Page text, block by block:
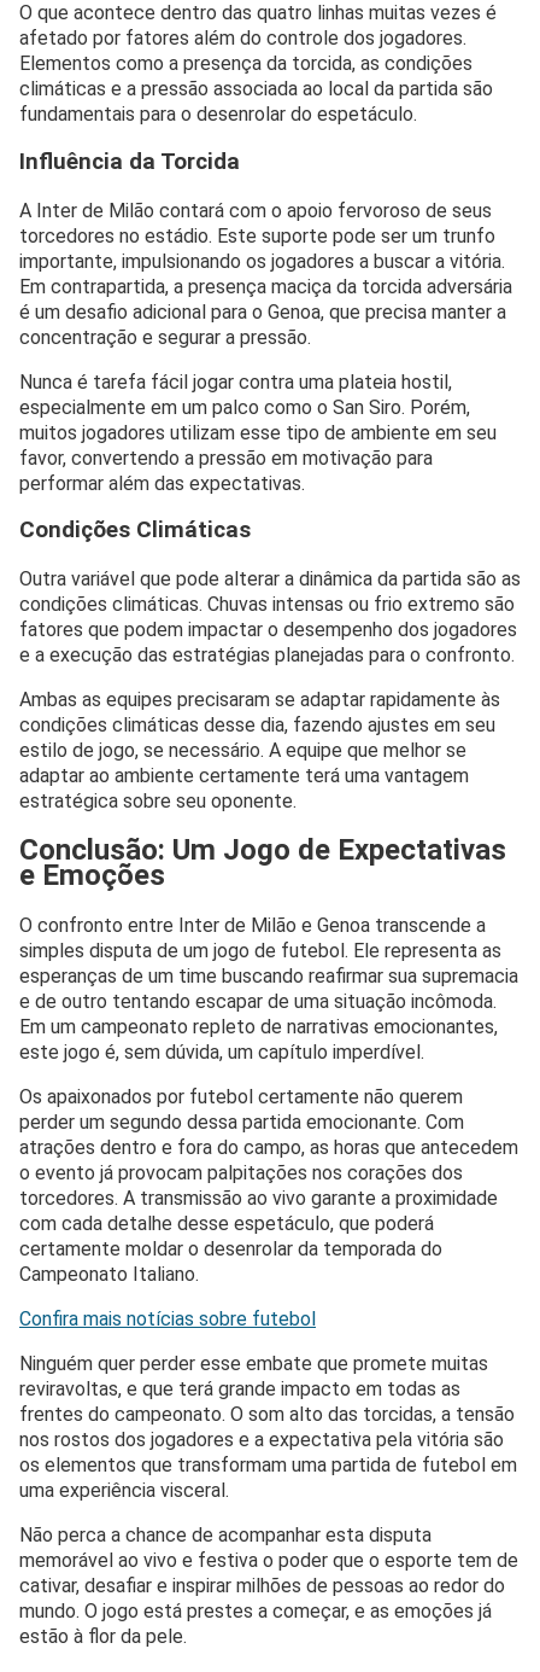
O que acontece dentro das quatro linhas muitas vezes é
afetado por fatores além do controle dos jogadores.
Elementos como a presença da torcida, as condições
climáticas e a pressão associada ao local da partida são
fundamentais para o desenrolar do espetáculo.
Influência da Torcida
A Inter de Milão contará com o apoio fervoroso de seus
torcedores no estádio. Este suporte pode ser um trunfo
importante, impulsionando os jogadores a buscar a vitória.
Em contrapartida, a presença maciça da torcida adversária
é um desafio adicional para o Genoa, que precisa manter a
concentração e segurar a pressão.
Nunca é tarefa fácil jogar contra uma plateia hostil,
especialmente em um palco como o San Siro. Porém,
muitos jogadores utilizam esse tipo de ambiente em seu
favor, convertendo a pressão em motivação para
performar além das expectativas.
Condições Climáticas
Outra variável que pode alterar a dinâmica da partida são as
condições climáticas. Chuvas intensas ou frio extremo são
fatores que podem impactar o desempenho dos jogadores
e a execução das estratégias planejadas para o confronto.
Ambas as equipes precisaram se adaptar rapidamente às
condições climáticas desse dia, fazendo ajustes em seu
estilo de jogo, se necessário. A equipe que melhor se
adaptar ao ambiente certamente terá uma vantagem
estratégica sobre seu oponente.
Conclusão: Um Jogo de Expectativas
e Emoções
O confronto entre Inter de Milão e Genoa transcende a
simples disputa de um jogo de futebol. Ele representa as
esperanças de um time buscando reafirmar sua supremacia
e de outro tentando escapar de uma situação incômoda.
Em um campeonato repleto de narrativas emocionantes,
este jogo é, sem dúvida, um capítulo imperdível.
Os apaixonados por futebol certamente não querem
perder um segundo dessa partida emocionante. Com
atrações dentro e fora do campo, as horas que antecedem
o evento já provocam palpitações nos corações dos
torcedores. A transmissão ao vivo garante a proximidade
com cada detalhe desse espetáculo, que poderá
certamente moldar o desenrolar da temporada do
Campeonato Italiano.
Confira mais notícias sobre futebol
Ninguém quer perder esse embate que promete muitas
reviravoltas, e que terá grande impacto em todas as
frentes do campeonato. O som alto das torcidas, a tensão
nos rostos dos jogadores e a expectativa pela vitória são
os elementos que transformam uma partida de futebol em
uma experiência visceral.
Não perca a chance de acompanhar esta disputa
memorável ao vivo e festiva o poder que o esporte tem de
cativar, desafiar e inspirar milhões de pessoas ao redor do
mundo. O jogo está prestes a começar, e as emoções já
estão à flor da pele.